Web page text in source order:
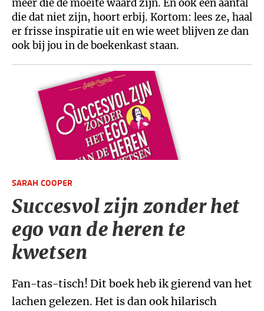
meer die de moeite waard zijn. En ook een aantal
die dat niet zijn, hoort erbij. Kortom: lees ze, haal
er frisse inspiratie uit en wie weet blijven ze dan
ook bij jou in de boekenkast staan.
SARAH COOPER
Succesvol zijn zonder het
ego van de heren te
kwetsen
Fan-tas-tisch! Dit boek heb ik gierend van het
lachen gelezen. Het is dan ook hilarisch